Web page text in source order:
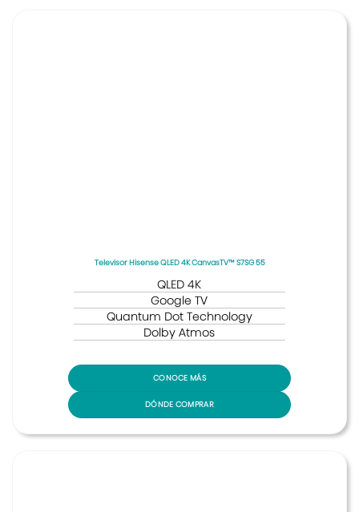
Televisor Hisense QLED 4K CanvasTV™ S7SG 55
QLED 4K
Google TV
Quantum Dot Technology
Dolby Atmos
CONOCE MÁS
DÓNDE COMPRAR